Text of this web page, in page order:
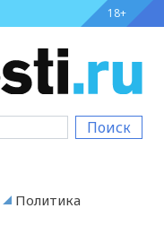
18+
Поиск
Политика